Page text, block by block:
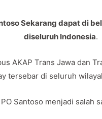
Sekarang dapat di
diseluruh Indonesia.
AKAP Trans Jawa dan
tersebar di seluruh
Santoso menjadi salah